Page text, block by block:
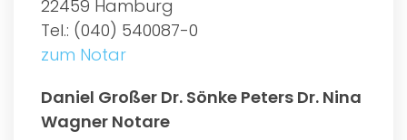
22459 Hamburg
Tel.: (040) 540087-0
zum Notar
Daniel Großer Dr. Sönke Peters Dr. Nina
Wagner Notare